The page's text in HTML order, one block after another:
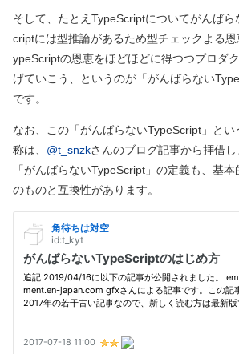
そして、たとえTypeScriptについてがんば
criptには型推論があるため型チェックよる
ypeScriptの恩恵をほどほどに得つつプロダ
げていこう、というのが「がんばらない
です。
なお、この「がんばらないTypeScript」とい
称は、 @t_snzkさんのブログ記事から拝借
「がんばらないTypeScript」の定義も、基
のものと互換性があります。